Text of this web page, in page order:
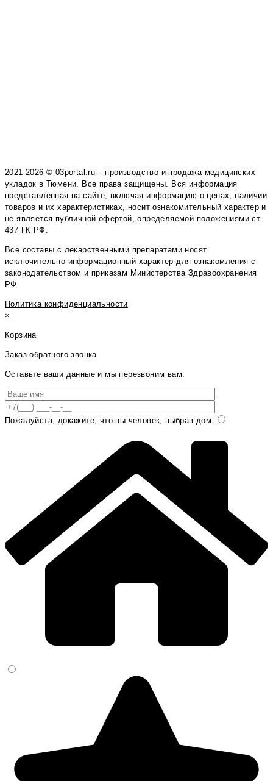
2021-2026 © 03portal.ru – производство и продажа медицинских
укладок в Тюмени. Все права защищены. Вся информация
представленная на сайте, включая информацию о ценах, наличии
товаров и их характеристиках, носит ознакомительный характер и
не является публичной офертой, определяемой положениями ст.
437 ГК РФ.
Все составы с лекарственными препаратами носят
исключительно информационный характер для ознакомления с
законодательством и приказам Министерства Здравоохранения
РФ.
Политика конфиденциальности
×
Корзина
Заказ обратного звонка
Оставьте ваши данные и мы перезвоним вам.
Пожалуйста, докажите, что вы человек, выбрав дом.